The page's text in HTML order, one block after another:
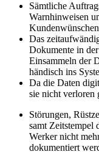
Sämtliche
Warnhinweisen
Das
Dokumente in
Einsammeln der
händisch ins
Da die Daten
sie nicht verloren
Störungen,
samt Zeitstempel
Werker nicht
dokumentiert